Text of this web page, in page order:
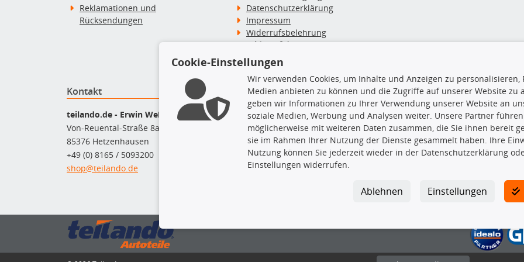
Reklamationen und
Rücksendungen
Datenschutzerklärung
Impressum
Widerrufsbelehrung
Widerruf des Vertrags
Zahlung & Versand
Kontakt
teilando.de - Erwin Weber GmbH
Von-Reuental-Straße 8a
85376 Hetzenhausen
+49 (0) 8165 / 5093200
shop@teilando.de
Top Produkte
Beleuchtung
Bremsbeläge
Bremsscheiben
Kupplungssatz
Querlenker
TecDoc Inside
Die hier angezeigten Daten
Es ist zu unterlassen, die Daten
TecDoc zu vervielfältigen, zu
lassen. Ein Zuwiderhandeln stellt
Bitte prüfen Sie, ob das über
gesuchten Ersatzteil entspricht.
Gegebenenfalls sind ergänzende
gewählte Ersatzteil auch in das
Cookie-Einstellungen
Wir verwenden Cookies, um Inhalte und Anzeigen zu
Medien anbieten zu können und die Zugriffe auf unserer Website zu
geben wir Informationen zu Ihrer Verwendung unserer Website an
soziale Medien, Werbung und Analysen weiter. Unsere Partner
möglicherweise mit weiteren Daten zusammen, die Sie ihnen bereit
sie im Rahmen Ihrer Nutzung der Dienste gesammelt haben. Ihre
Nutzung können Sie jederzeit wieder in der Datenschutzerklärung
Einstellungen widerrufen.
Einstellungen
Ablehnen